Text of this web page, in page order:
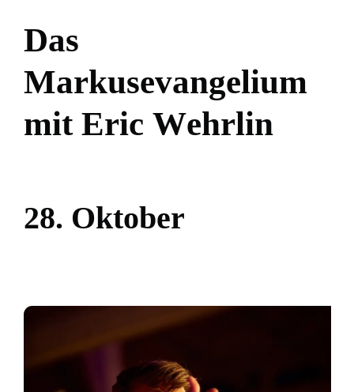
Das
Markusevangelium
mit Eric Wehrlin
28. Oktober